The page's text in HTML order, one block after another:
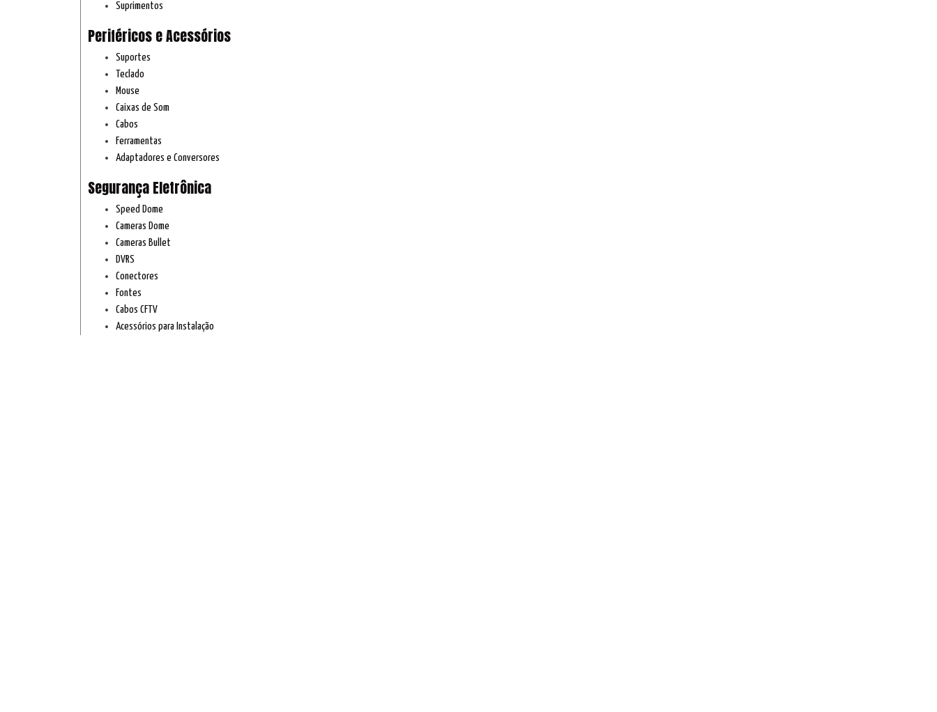
Suprimentos
Periféricos e Acessórios
Suportes
Teclado
Mouse
Caixas de Som
Cabos
Ferramentas
Adaptadores e Conversores
Segurança Eletrônica
Speed Dome
Cameras Dome
Cameras Bullet
DVRS
Conectores
Fontes
Cabos CFTV
Acessórios para Instalação